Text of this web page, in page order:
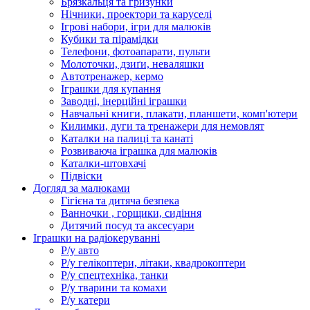
Нічники, проектори та каруселі
Ігрові набори, ігри для малюків
Кубики та пірамідки
Телефони, фотоапарати, пульти
Молоточки, дзиґи, неваляшки
Автотренажер, кермо
Іграшки для купання
Заводні, інерційні іграшки
Навчальні книги, плакати, планшети, комп'ютери
Килимки, дуги та тренажери для немовлят
Каталки на палиці та канаті
Розвиваюча іграшка для малюків
Каталки-штовхачі
Підвіски
Догляд за малюками
Гігієна та дитяча безпека
Ванночки , горщики, сидіння
Дитячий посуд та аксесуари
Іграшки на радіокеруванні
Р/у авто
Р/у гелікоптери, літаки, квадрокоптери
Р/у спецтехніка, танки
Р/у тварини та комахи
Р/у катери